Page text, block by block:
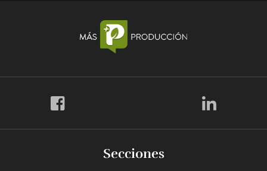
Secciones